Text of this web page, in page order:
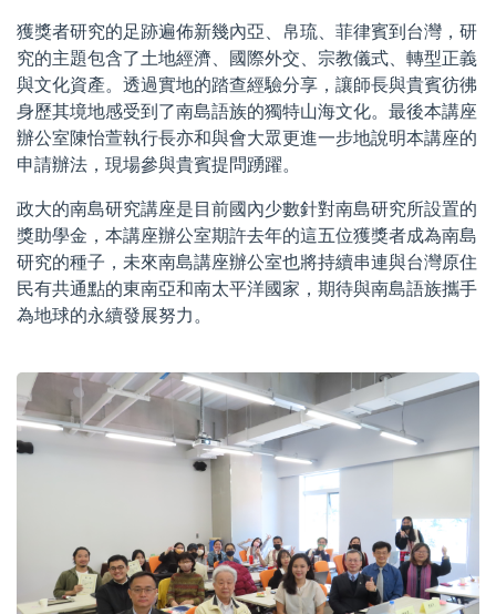
獲獎者研究的足跡遍佈新幾內亞、帛琉、菲律賓到台灣，研
究的主題包含了土地經濟、國際外交、宗教儀式、轉型正義
與文化資產。透過實地的踏查經驗分享，讓師長與貴賓彷彿
身歷其境地感受到了南島語族的獨特山海文化。最後本講座
辦公室陳怡萱執行長亦和與會大眾更進一步地說明本講座的
申請辦法，現場參與貴賓提問踴躍。
政大的南島研究講座是目前國內少數針對南島研究所設置的
獎助學金，本講座辦公室期許去年的這五位獲獎者成為南島
研究的種子，未來南島講座辦公室也將持續串連與台灣原住
民有共通點的東南亞和南太平洋國家，期待與南島語族攜手
為地球的永續發展努力。